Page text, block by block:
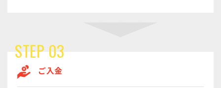
STEP 03
ご入金